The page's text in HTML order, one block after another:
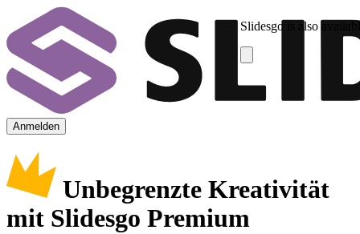
Slidesgo is also
Anmelden
Unbegrenzte Kreativität
mit Slidesgo Premium